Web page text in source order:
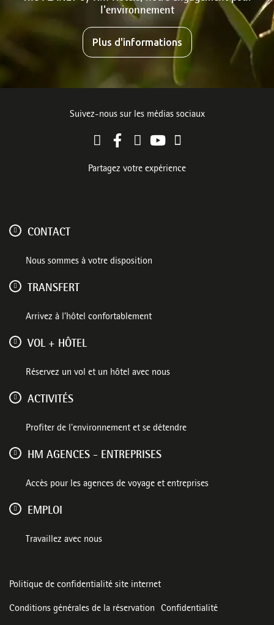
l'environnement
Plus d'informations
Suivez-nous sur les médias sociaux
Partagez votre expérience
CONTACT
Nous sommes à votre disposition
TRANSFERT
Arrivez à l’hôtel confortablement
VOL + HÔTEL
Réservez un vol et un hôtel avec nous
ACTIVITÉS
Profiter de l'environnement et se détendre
HM AGENCES - ENTREPRISES
Accès pour les agences de voyage et entreprises
EMPLOI
Travaillez avec nous
Politique de confidentialité site internet
Conditions générales de la réservation Confidentialité